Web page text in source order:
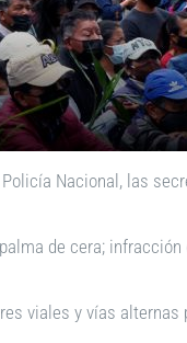
Nacional, las
de cera;
viales y vías alternas